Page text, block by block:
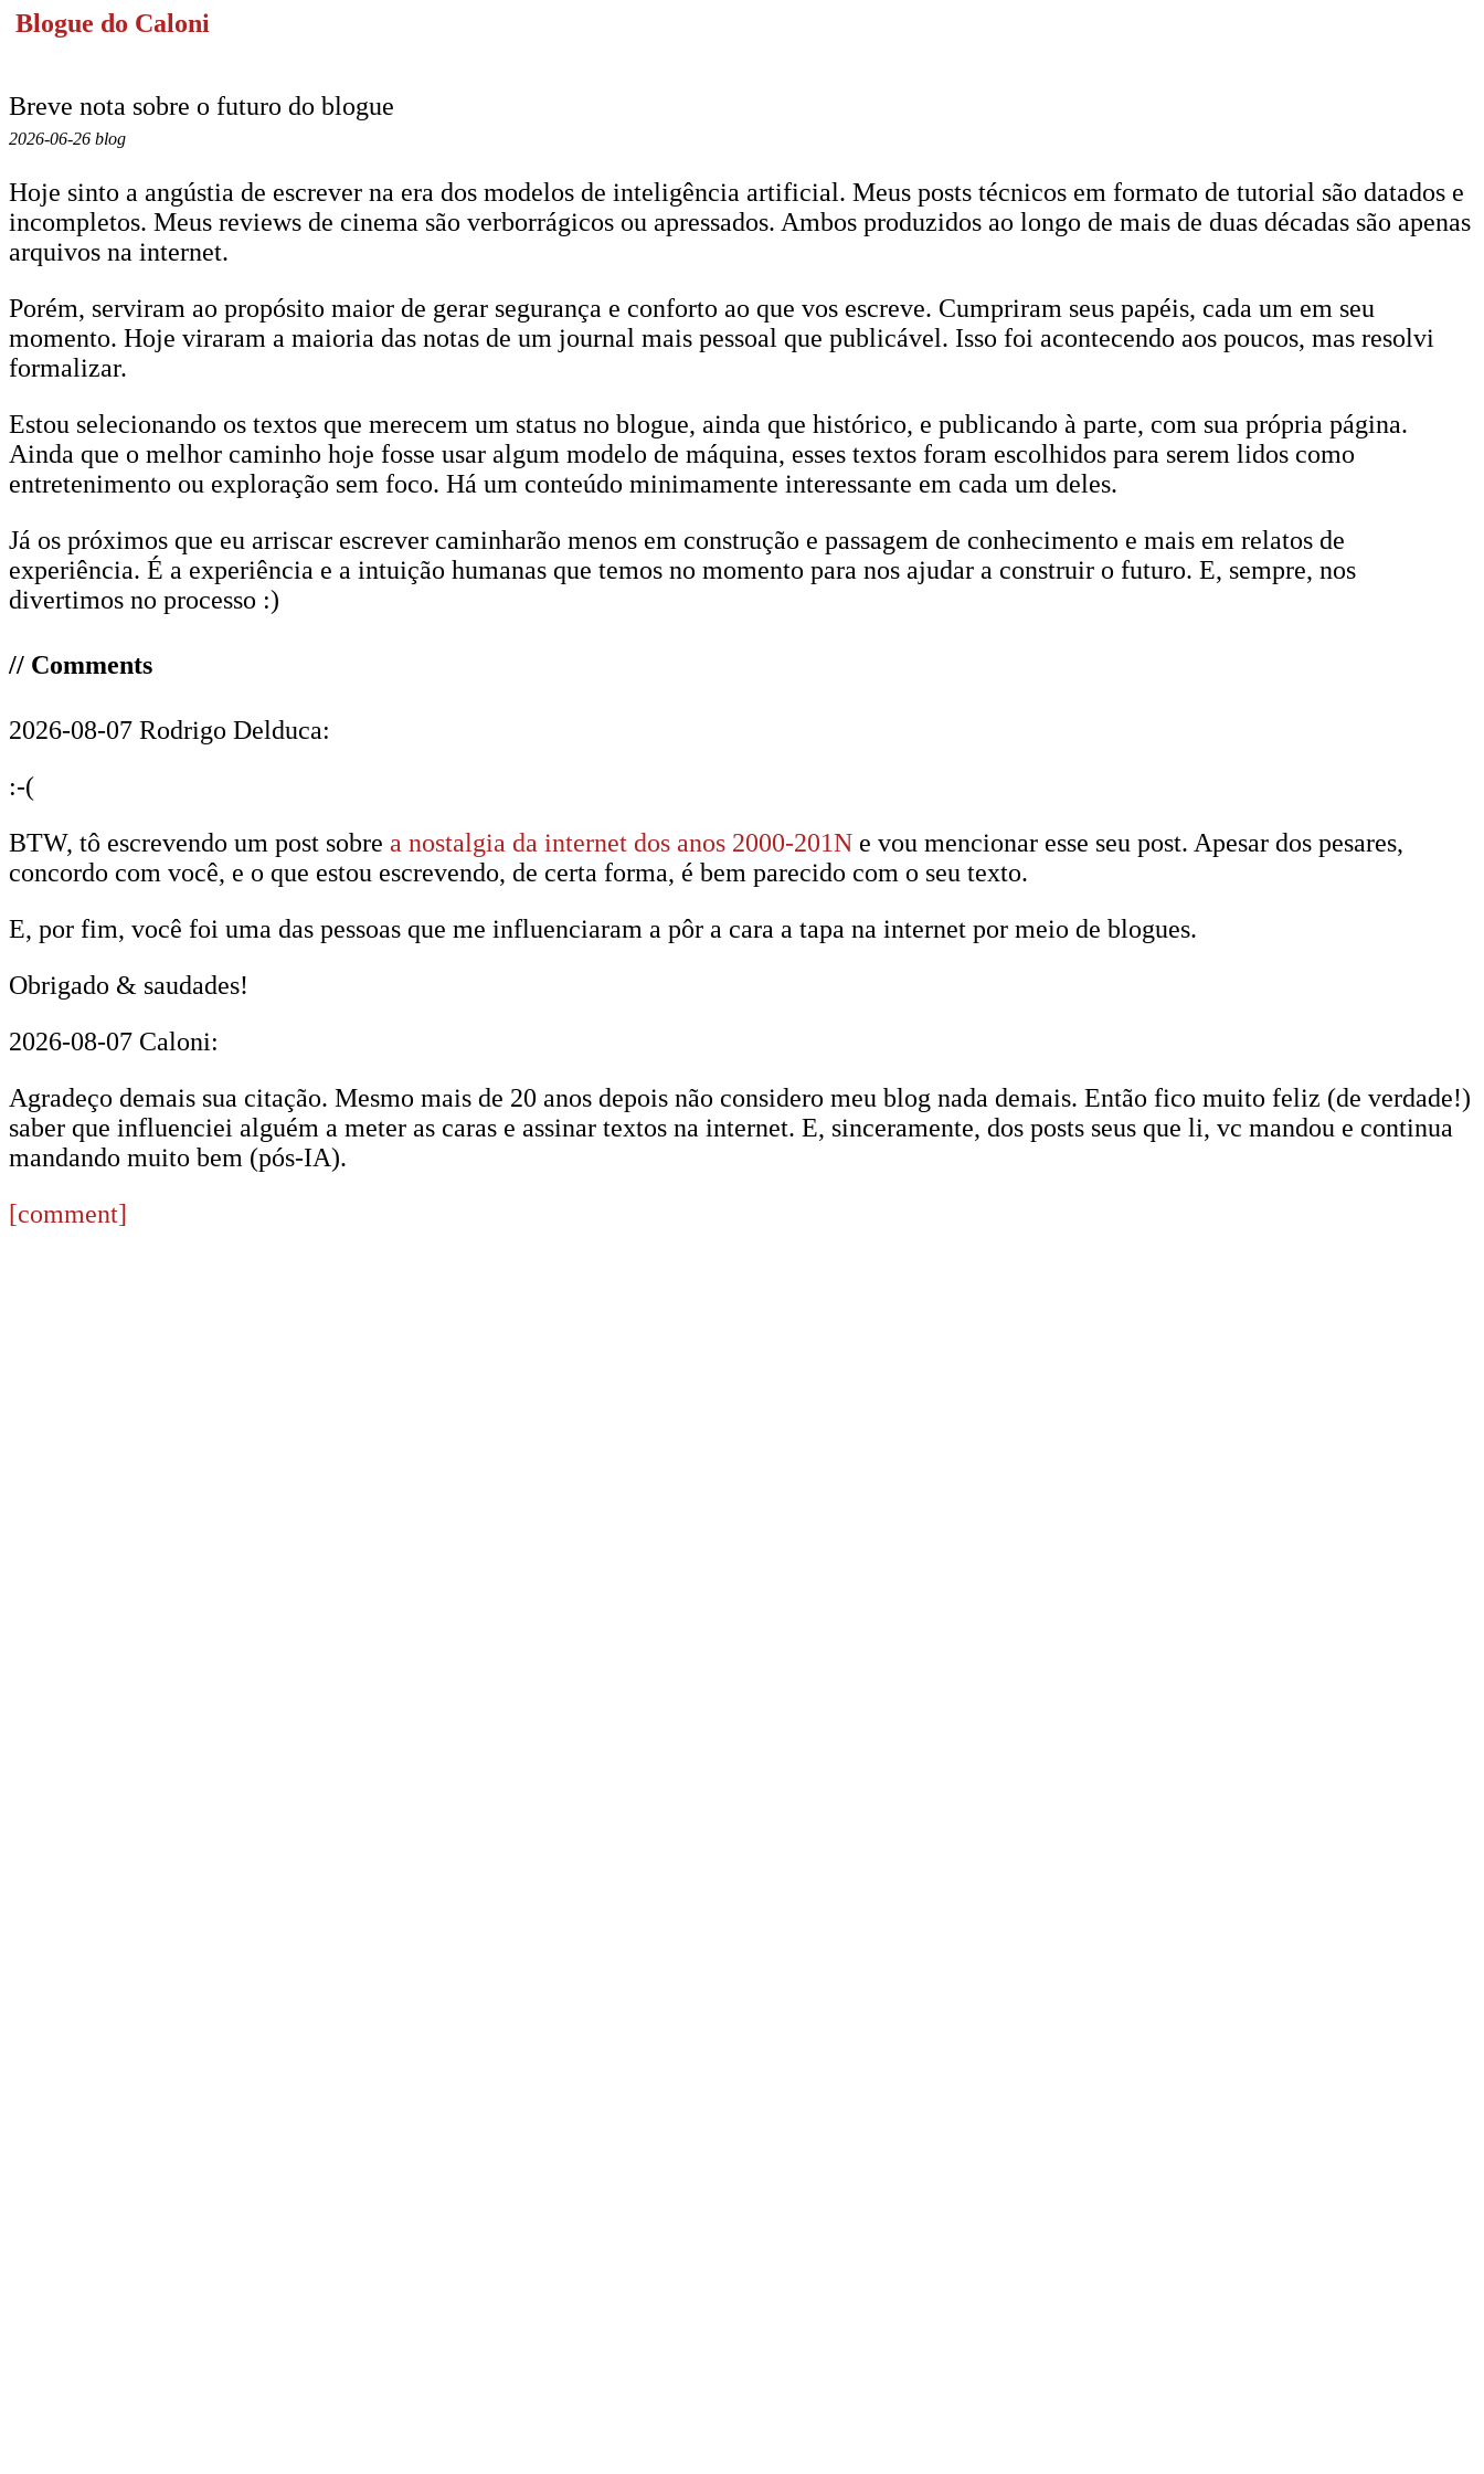
Blogue do Caloni
Breve nota sobre o futuro do blogue
2026-06-26 blog
Hoje sinto a angústia de escrever na era dos modelos de inteligência artificial. Meus posts técnicos em formato de tutorial são datados e
incompletos. Meus reviews de cinema são verborrágicos ou apressados. Ambos produzidos ao longo de mais de duas décadas são apenas
arquivos na internet.
Porém, serviram ao propósito maior de gerar segurança e conforto ao que vos escreve. Cumpriram seus papéis, cada um em seu
momento. Hoje viraram a maioria das notas de um journal mais pessoal que publicável. Isso foi acontecendo aos poucos, mas resolvi
formalizar.
Estou selecionando os textos que merecem um status no blogue, ainda que histórico, e publicando à parte, com sua própria página.
Ainda que o melhor caminho hoje fosse usar algum modelo de máquina, esses textos foram escolhidos para serem lidos como
entretenimento ou exploração sem foco. Há um conteúdo minimamente interessante em cada um deles.
Já os próximos que eu arriscar escrever caminharão menos em construção e passagem de conhecimento e mais em relatos de
experiência. É a experiência e a intuição humanas que temos no momento para nos ajudar a construir o futuro. E, sempre, nos
divertimos no processo :)
// Comments
2026-08-07 Rodrigo Delduca:
:-(
BTW, tô escrevendo um post sobre a nostalgia da internet dos anos 2000-201N e vou mencionar esse seu post. Apesar dos pesares,
concordo com você, e o que estou escrevendo, de certa forma, é bem parecido com o seu texto.
E, por fim, você foi uma das pessoas que me influenciaram a pôr a cara a tapa na internet por meio de blogues.
Obrigado & saudades!
2026-08-07 Caloni:
Agradeço demais sua citação. Mesmo mais de 20 anos depois não considero meu blog nada demais. Então fico muito feliz (de verdade!)
saber que influenciei alguém a meter as caras e assinar textos na internet. E, sinceramente, dos posts seus que li, vc mandou e continua
mandando muito bem (pós-IA).
[comment]